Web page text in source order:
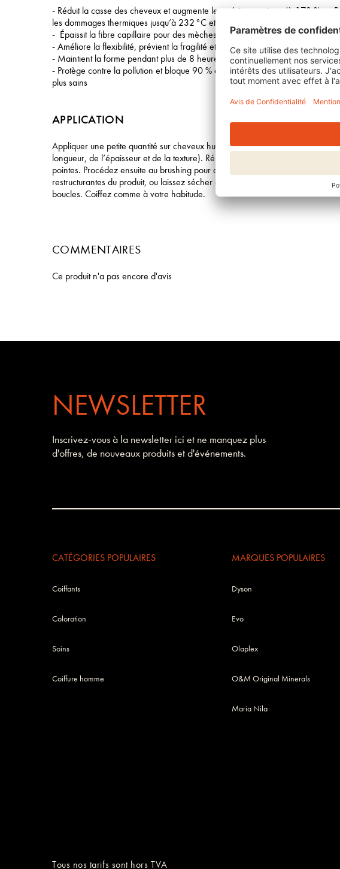
- Réduit la casse des cheveux et augmente leur résistance jusqu’à 173 % ---
les dommages thermiques jusqu’à 232 °C et réduit les frisottis et la casse
- Épaissit la fibre capillaire pour des mèches visiblement plus denses et
- Améliore la flexibilité, prévient la fragilité et facilite le coiffage
- Maintient la forme pendant plus de 8 heures et prolonge la tenue des
- Protège contre la pollution et bloque 90 % des résidus pour des cheveux
plus sains
APPLICATION
Appliquer une petite quantité sur cheveux humides (ajuster la quantité en
longueur, de l’épaisseur et de la texture). Répartir uniformément des racines
pointes. Procédez ensuite au brushing pour activer immédiatement les
restructurantes du produit, ou laissez sécher à l’air libre pour sublimer la
boucles. Coiffez comme à votre habitude.
COMMENTAIRES
Ce produit n'a pas encore d'avis
NEWSLETTER
Inscrivez-vous à la newsletter ici et ne manquez plus
d'offres, de nouveaux produits et d'événements.
CATÉGORIES POPULAIRES
Coiffants
Coloration
Soins
Coiffure homme
MARQUES POPULAIRES
Dyson
Evo
Olaplex
O&M Original Minerals
Maria Nila
Tous nos tarifs sont hors TVA